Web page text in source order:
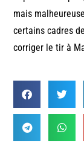
mais
certains cadres
corriger le tir à